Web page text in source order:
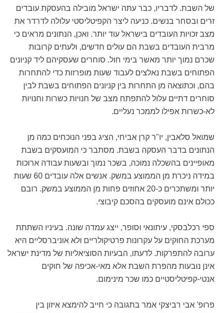
של השבת. לדבריו, כבר עתה ישראל מובילה בהעסקת עובדים
זרים ובסחר בנשים. כניעה ליצר הקפיטליסטי עלולה לדרדר את
מצב זכויות העובדים בישראל עוד יותר. ואכן, הנתונים מראים כי
מרבית העובדים בשבת הם עולים חדשים, ולעתים קרובות
שכרם נמוך יותר מאשר בימי חול. סוחרים שעסקיהם ליד קניונים
הפתוחים בשבת נאלצים לעבוד שעות מופרזות כדי להתחרות
בהם, וכתוצאה מן התחרות בין קניונים הפתוחים בשבת לבין
סוחרים דתיים עלול להתפתח מצב של חנויות כשרות וחנויות
לא-כשרות אפילו לממכר נעליים.
שמואל סלאבין, יו"ר קרן אביחי, הציג בפני הנוכחים כמה מן
הנתונים בדבר העסקה בשבת. מסתבר כי המועסקים בשבת
מאופיינים בהשכלה נמוכה, בשכר נמוך ובשעות עבודה ארוכות
במידה ניכרת מן הממוצע במשק. אנשים אלה עובדים 60 שעות
יותר ומשתכרים כ-20 אחוזים פחות מן הממוצע במשק. רובם
ככולם אינם מועסקים בהסכם קיבוצי.
ספי רכלבסקי, עיתונאי וסופר, ייצג עמדה שונה. בעיניו השתתת
מערכת החוקים על עקרונות פרטיקולריים ולא אוניברסליים היא
ערובה להתפרקות. לדעתו, הבעיות הסוציאליות של מדינת ישראל
אינן נובעות מהפרת השבת אלא מאי-אכיפה של חוקים
אנטי-קפיטליסטיים כמו שכר מינימום.
פרופ' אבי רביצקי אמר בתגובה כי חייב להימצא איזון בין